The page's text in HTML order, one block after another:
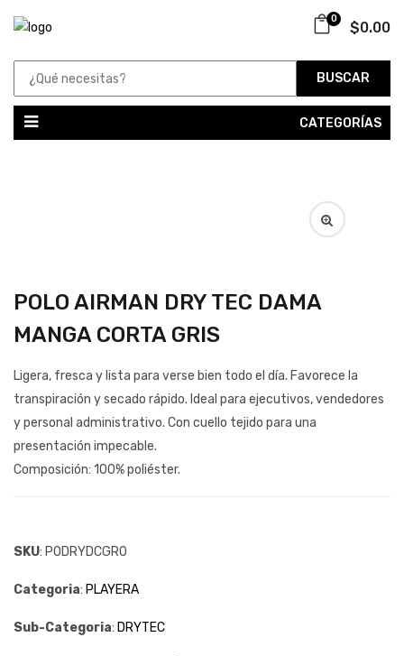
$0.00
0
BUSCAR
CATEGORÍAS
POLO AIRMAN DRY TEC DAMA
MANGA CORTA GRIS
Ligera, fresca y lista para verse bien todo el día. Favorece la
transpiración y secado rápido. Ideal para ejecutivos, vendedores
y personal administrativo. Con cuello tejido para una
presentación impecable.
Composición: 100% poliéster.
SKU: PODRYDCGR0
Categoria: PLAYERA
Sub-Categoria: DRYTEC